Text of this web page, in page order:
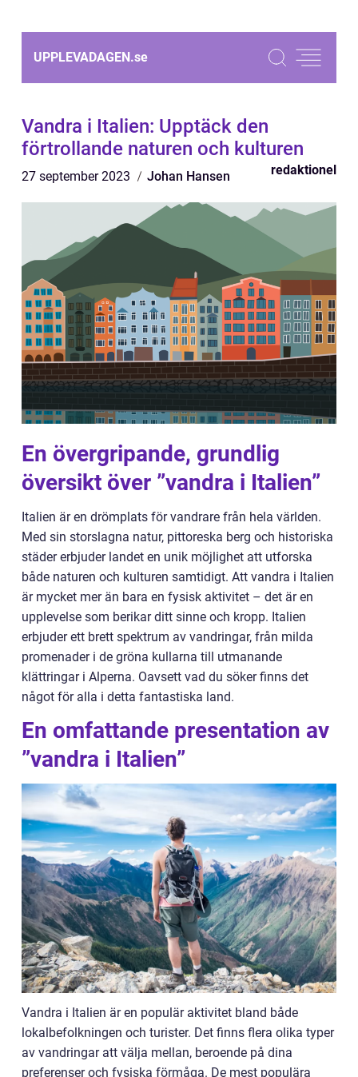
UPPLEVADAGEN.se
Vandra i Italien: Upptäck den
förtrollande naturen och kulturen
27 september 2023 Johan Hansen redaktionel
En övergripande, grundlig
översikt över ”vandra i Italien”
Italien är en drömplats för vandrare från hela världen.
Med sin storslagna natur, pittoreska berg och historiska
städer erbjuder landet en unik möjlighet att utforska
både naturen och kulturen samtidigt. Att vandra i Italien
är mycket mer än bara en fysisk aktivitet – det är en
upplevelse som berikar ditt sinne och kropp. Italien
erbjuder ett brett spektrum av vandringar, från milda
promenader i de gröna kullarna till utmanande
klättringar i Alperna. Oavsett vad du söker finns det
något för alla i detta fantastiska land.
En omfattande presentation av
”vandra i Italien”
Vandra i Italien är en populär aktivitet bland både
lokalbefolkningen och turister. Det finns flera olika typer
av vandringar att välja mellan, beroende på dina
preferenser och fysiska förmåga. De mest populära